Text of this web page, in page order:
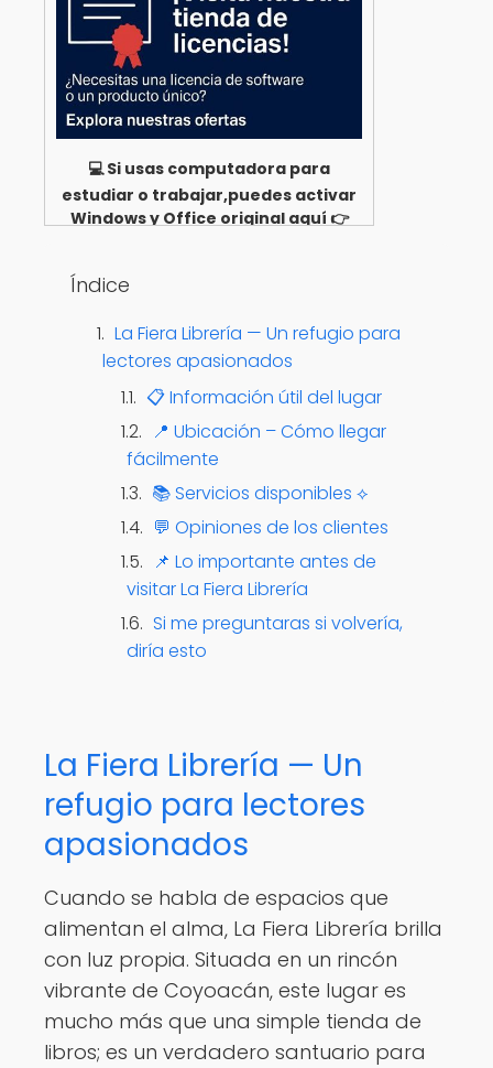
💻 Si usas computadora para
estudiar o trabajar,puedes activar
Windows y Office original aquí 👉
Índice
La Fiera Librería — Un refugio para
lectores apasionados
📋 Información útil del lugar
📍 Ubicación – Cómo llegar
fácilmente
📚 Servicios disponibles ⟡
💬 Opiniones de los clientes
📌 Lo importante antes de
visitar La Fiera Librería
Si me preguntaras si volvería,
diría esto
La Fiera Librería — Un
refugio para lectores
apasionados
Cuando se habla de espacios que
alimentan el alma, La Fiera Librería brilla
con luz propia. Situada en un rincón
vibrante de Coyoacán, este lugar es
mucho más que una simple tienda de
libros; es un verdadero santuario para